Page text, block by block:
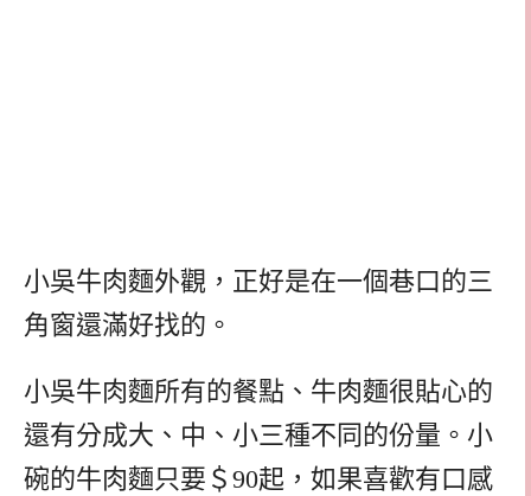
小吳牛肉麵外觀，正好是在一個巷口的三
角窗還滿好找的。
小吳牛肉麵所有的餐點、牛肉麵很貼心的
還有分成大、中、小三種不同的份量。小
碗的牛肉麵只要＄90起，如果喜歡有口感